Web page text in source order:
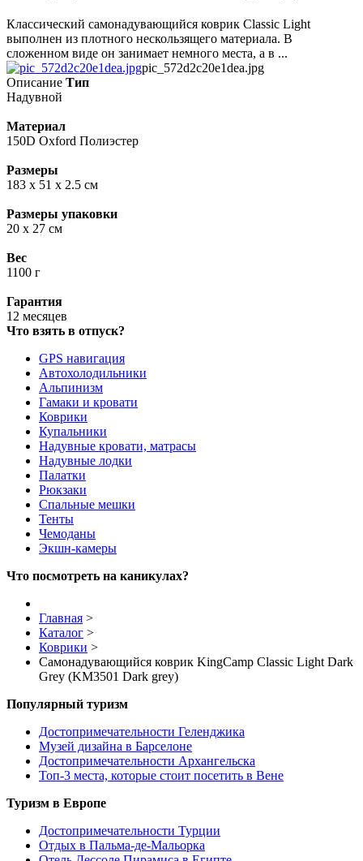
Классический самонадувающийся коврик Classic Light
выполнен из плотного нескользящего материала. В
сложенном виде он занимает немного места, а в ...
pic_572d2c20e1dea.jpg
Описание Тип
Надувной
Материал
150D Oxford Полиэстер
Размеры
183 x 51 х 2.5 см
Размеры упаковки
20 х 27 см
Вес
1100 г
Гарантия
12 месяцев
Что взять в отпуск?
GPS навигация
Автохолодильники
Альпинизм
Гамаки и кровати
Коврики
Купальники
Надувные кровати, матрасы
Надувные лодки
Палатки
Рюкзаки
Спальные мешки
Тенты
Чемоданы
Экшн-камеры
Что посмотреть на каникулах?
Главная >
Каталог >
Коврики >
Cамонадувающийся коврик KingCamp Classic Light Dark
Grey (KM3501 Dark grey)
Популярный туризм
Достопримечательности Геленджика
Музей дизайна в Барселоне
Достопримечательности Архангельска
Топ-3 места, которые стоит посетить в Вене
Туризм в Европе
Достопримечательности Турции
Отдых в Пальма-де-Мальорка